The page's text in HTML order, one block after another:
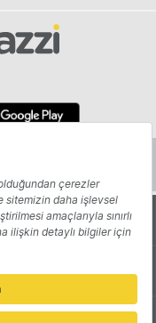
Yazarlar
Reklam